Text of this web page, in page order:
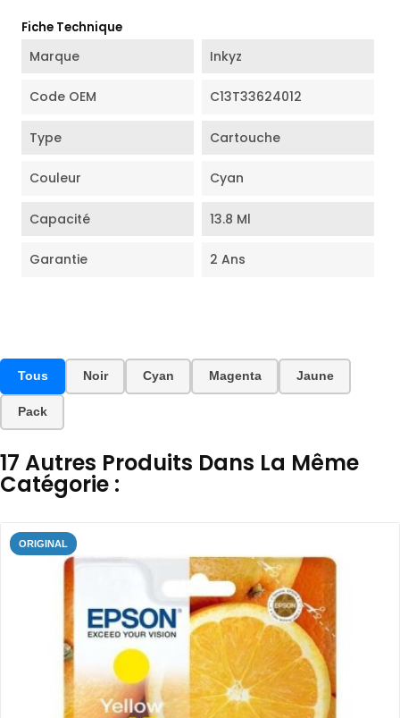
Fiche Technique
Marque Inkyz
Code OEM C13T33624012
Type Cartouche
Couleur Cyan
Capacité 13.8 Ml
Garantie 2 Ans
Tous Noir Cyan Magenta Jaune
Pack
17 Autres Produits Dans La Même
Catégorie :
ORIGINAL